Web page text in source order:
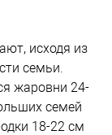
исходя из
семьи.
жаровни 24-
семей
18-22 см